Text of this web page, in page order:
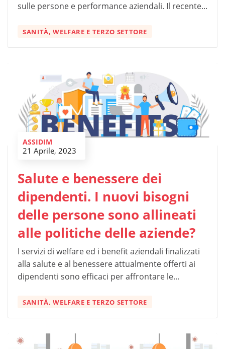
sulle persone e performance aziendali. Il recente...
SANITÀ, WELFARE E TERZO SETTORE
ASSIDIM
21 Aprile, 2023
Salute e benessere dei
dipendenti. I nuovi bisogni
delle persone sono allineati
alle politiche delle aziende?
I servizi di welfare ed i benefit aziendali finalizzati
alla salute e al benessere attualmente offerti ai
dipendenti sono efficaci per affrontare le...
SANITÀ, WELFARE E TERZO SETTORE